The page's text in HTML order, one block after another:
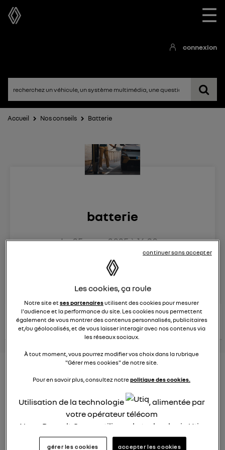
☰
connexion
Accueil Nos conseils Batterie
batterie
Le25 mars 2025à16:30
RENAULT
conseils Renault
consultez les
conseils
similaires
voir tous les
conseils
borne de recharge
Elena42
25 janvier 2022à 17:24
recharge à domicile ?
Les cookies, ça roule
Notre site etses partenairesutilisent des cookies pour mesurer
l'audience et la performance du site. Les cookies nous permettent
également de vous montrer des contenus personnalisés, publicitaires
et/ou géolocalisés, et de vous laisser interagir avec nos contenus via
les réseaux sociaux.
À tout moment, vous pourrez modifier vos choix dans la rubrique
"Gérer mes cookies" de notre site.
Pour en savoir plus, consultez notrepolitique des cookies.
Utilisation de la technologie
, alimentée par
votre opérateur télécom
Nous, Renault Group, utilisons la technologie Utiq
pour nos activités digitales (telles que décrites
gérer les cookies accepter les cookies
continuer sans accepter